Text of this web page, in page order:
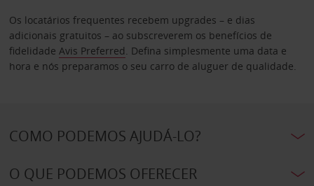
Os locatários frequentes recebem upgrades – e dias
adicionais gratuitos – ao subscreverem os benefícios de
fidelidade Avis Preferred. Defina simplesmente uma data e
hora e nós preparamos o seu carro de aluguer de qualidade.
COMO PODEMOS AJUDÁ-LO?
O QUE PODEMOS OFERECER